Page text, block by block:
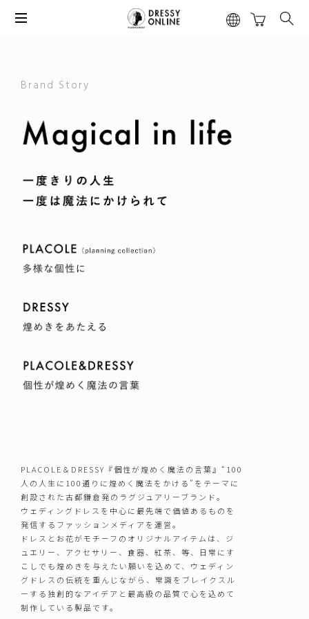
Brand Story
PLACOLE＆DRESSY『個性が煌めく魔法の言葉』“100
人の人生に100通りに煌めく魔法をかける”をテーマに
創設された古都鎌倉発のラグジュアリーブランド。
ウェディングドレスを中心に最先端で価値あるものを
発信するファッションメディアを運営。
ドレスとお花がモチーフのオリジナルアイテムは、ジ
ュエリー、アクセサリー、食器、紅茶、等、日常にす
こしでも煌めきを与えたい願いを込めて、ウェディン
グドレスの伝統を重んじながら、常識をブレイクスル
ーする独創的なアイデアと最高級の品質で心を込めて
制作している製品です。